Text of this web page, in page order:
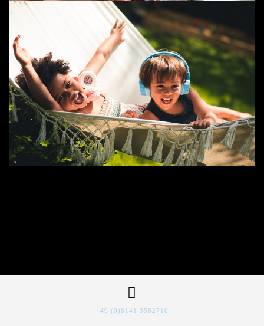
+49 (0)8141 3582710